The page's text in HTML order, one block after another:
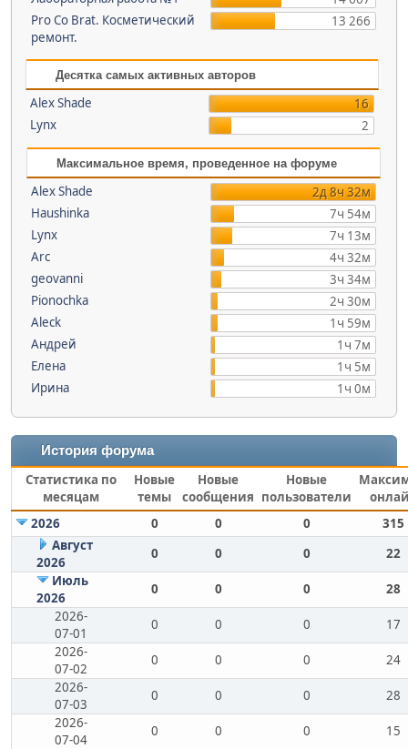
Pro Co Brat. Косметический
ремонт.
13 266
Десятка самых активных авторов
Alex Shade
16
Lynx
2
Максимальное время, проведенное на форуме
Alex Shade
2д 8ч 32м
Haushinka
7ч 54м
Lynx
7ч 13м
Arc
4ч 32м
geovanni
3ч 34м
Pionochka
2ч 30м
Aleck
1ч 59м
Андрей
1ч 7м
Елена
1ч 5м
Ирина
1ч 0м
История форума
Статистика по
месяцам
Новые
темы
Новые
сообщения
Новые
пользователи
2026
0 0 0
315
Август
2026
0 0 0
22
Июль
2026
0 0 0
28
2026-
07-01
0 0 0
17
2026-
07-02
0 0 0
24
2026-
07-03
0 0 0
28
2026-
07-04
0 0 0
15